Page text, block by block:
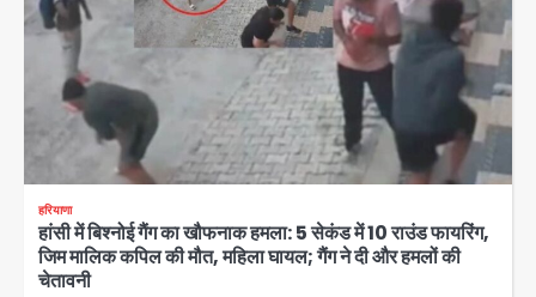
हरियाणा
हांसी में बिश्नोई गैंग का खौफनाक हमला: 5 सेकंड में 10 राउंड फायरिंग,
जिम मालिक कपिल की मौत, महिला घायल; गैंग ने दी और हमलों की
चेतावनी